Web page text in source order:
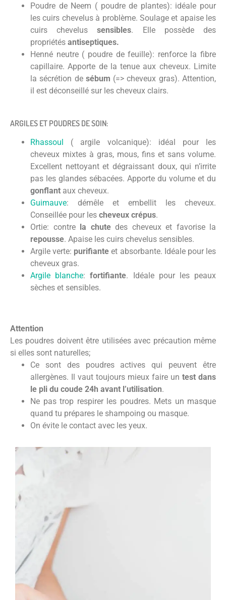
Poudre de Neem ( poudre de plantes): idéale pour
les cuirs chevelus à problème. Soulage et apaise les
cuirs chevelussensibles. Elle possède des
propriétés antiseptiques.
Henné neutre ( poudre de feuille): renforce la fibre
capillaire. Apporte de la tenue aux cheveux. Limite
la sécrétion de sébum (=> cheveux gras). Attention,
il est déconseillé sur les cheveux clairs.
ARGILES ET POUDRES DE SOIN:
Rhassoul ( argile volcanique): idéal pour les
cheveux mixtes à gras, mous, fins et sans volume.
Excellent nettoyant et dégraissant doux, qui n’irrite
pas les glandes sébacées. Apporte du volume et du
gonflant aux cheveux.
Guimauve: démêle et embellit les cheveux.
Conseillée pour les cheveux crépus.
Ortie: contre la chutedes cheveux et favorise la
repousse. Apaise les cuirs chevelus sensibles.
Argile verte: purifiante et absorbante. Idéale pour les
cheveux gras.
Argile blanche:fortifiante. Idéale pour les peaux
sèches et sensibles.
Attention
Les poudres doivent être utilisées avec précaution même
si elles sont naturelles;
Ce sont des poudres actives qui peuvent être
allergènes. Il vaut toujours mieux faire un test dans
le pli du coude 24h avant l’utilisation.
Ne pas trop respirer les poudres. Mets un masque
quand tu prépares le shampoing ou masque.
On évite le contact avec les yeux.